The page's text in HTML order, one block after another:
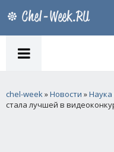
chel-week»Новости »Наука
стала лучшей в